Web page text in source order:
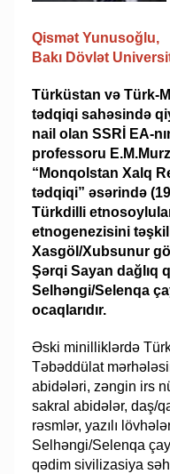
Qismət Yunusoğlu,
Bakı Dövlət
Türküstan və Türk-
tədqiqi sahəsində
nail olan SSRİ EA-
professoru
“Monqolstan Xalq
tədqiqi” əsərində
Türkdilli
etnogenezisini
Xasgöl/Xubsunur
Şərqi Sayan dağlıq
Selhəngi/Selenqa
ocaqlarıdır.
Əski minilliklərdə
Təbəddülat
abidələri, zəngin irs
sakral abidələr, daş/
rəsmlər, yazılı
Selhəngi/Selenqa
qədim sivilizasiya